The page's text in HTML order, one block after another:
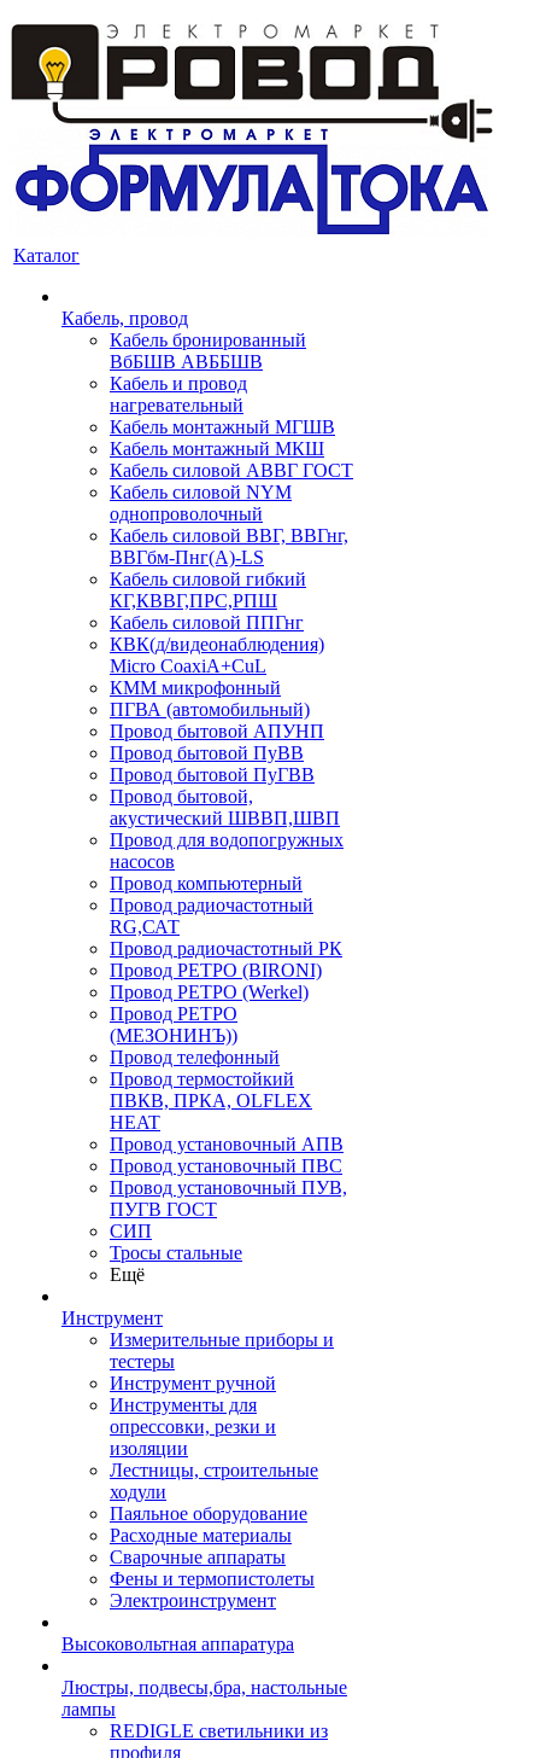
Каталог
Кабель, провод
Кабель бронированный
ВбБШВ АВББШВ
Кабель и провод
нагревательный
Кабель монтажный МГШВ
Кабель монтажный МКШ
Кабель силовой АВВГ ГОСТ
Кабель силовой NYM
однопроволочный
Кабель силовой ВВГ, ВВГнг,
ВВГбм-Пнг(А)-LS
Кабель силовой гибкий
КГ,КВВГ,ПРС,РПШ
Кабель силовой ППГнг
КВК(д/видеонаблюдения)
Micro CoaxiA+CuL
КММ микрофонный
ПГВА (автомобильный)
Провод бытовой АПУНП
Провод бытовой ПуВВ
Провод бытовой ПуГВВ
Провод бытовой,
акустический ШВВП,ШВП
Провод для водопогружных
насосов
Провод компьютерный
Провод радиочастотный
RG,САТ
Провод радиочастотный РК
Провод РЕТРО (BIRONI)
Провод РЕТРО (Werkel)
Провод РЕТРО
(МЕЗОНИНЪ))
Провод телефонный
Провод термостойкий
ПВКВ, ПРКА, OLFLEX
HEAT
Провод установочный АПВ
Провод установочный ПВС
Провод установочный ПУВ,
ПУГВ ГОСТ
СИП
Тросы стальные
Ещё
Инструмент
Измерительные приборы и
тестеры
Инструмент ручной
Инструменты для
опрессовки, резки и
изоляции
Лестницы, строительные
ходули
Паяльное оборудование
Расходные материалы
Сварочные аппараты
Фены и термопистолеты
Электроинструмент
Высоковольтная аппаратура
Люстры, подвесы,бра, настольные
лампы
REDIGLE светильники из
профиля